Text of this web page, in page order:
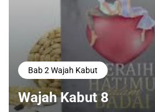
Bab 2 Wajah Kabut
Wajah Kabut 8